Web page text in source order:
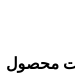
محصول